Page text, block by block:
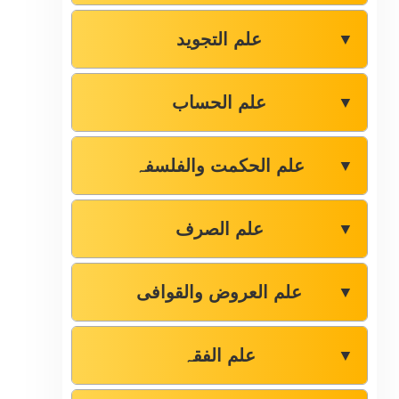
علم التجوید ▼
علم الحساب ▼
علم الحکمت والفلسفہ ▼
علم الصرف ▼
علم العروض والقوافی ▼
علم الفقہ ▼